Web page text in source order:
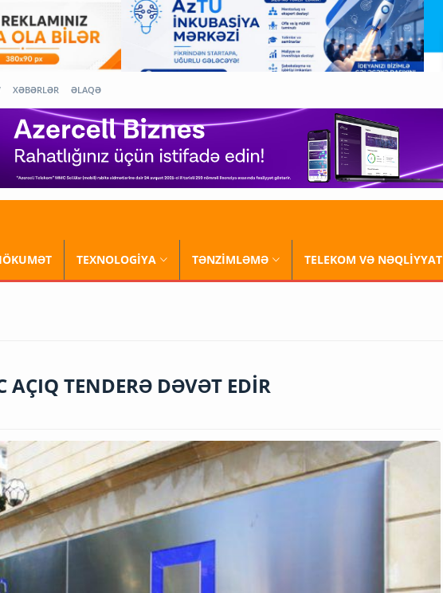
XƏBƏRLƏR ƏLAQƏ
TEXNOLOGİYA TƏNZİMLƏMƏ TELEKOM VƏ NƏQLİYYAT
AÇIQ TENDERƏ DƏVƏT EDİR